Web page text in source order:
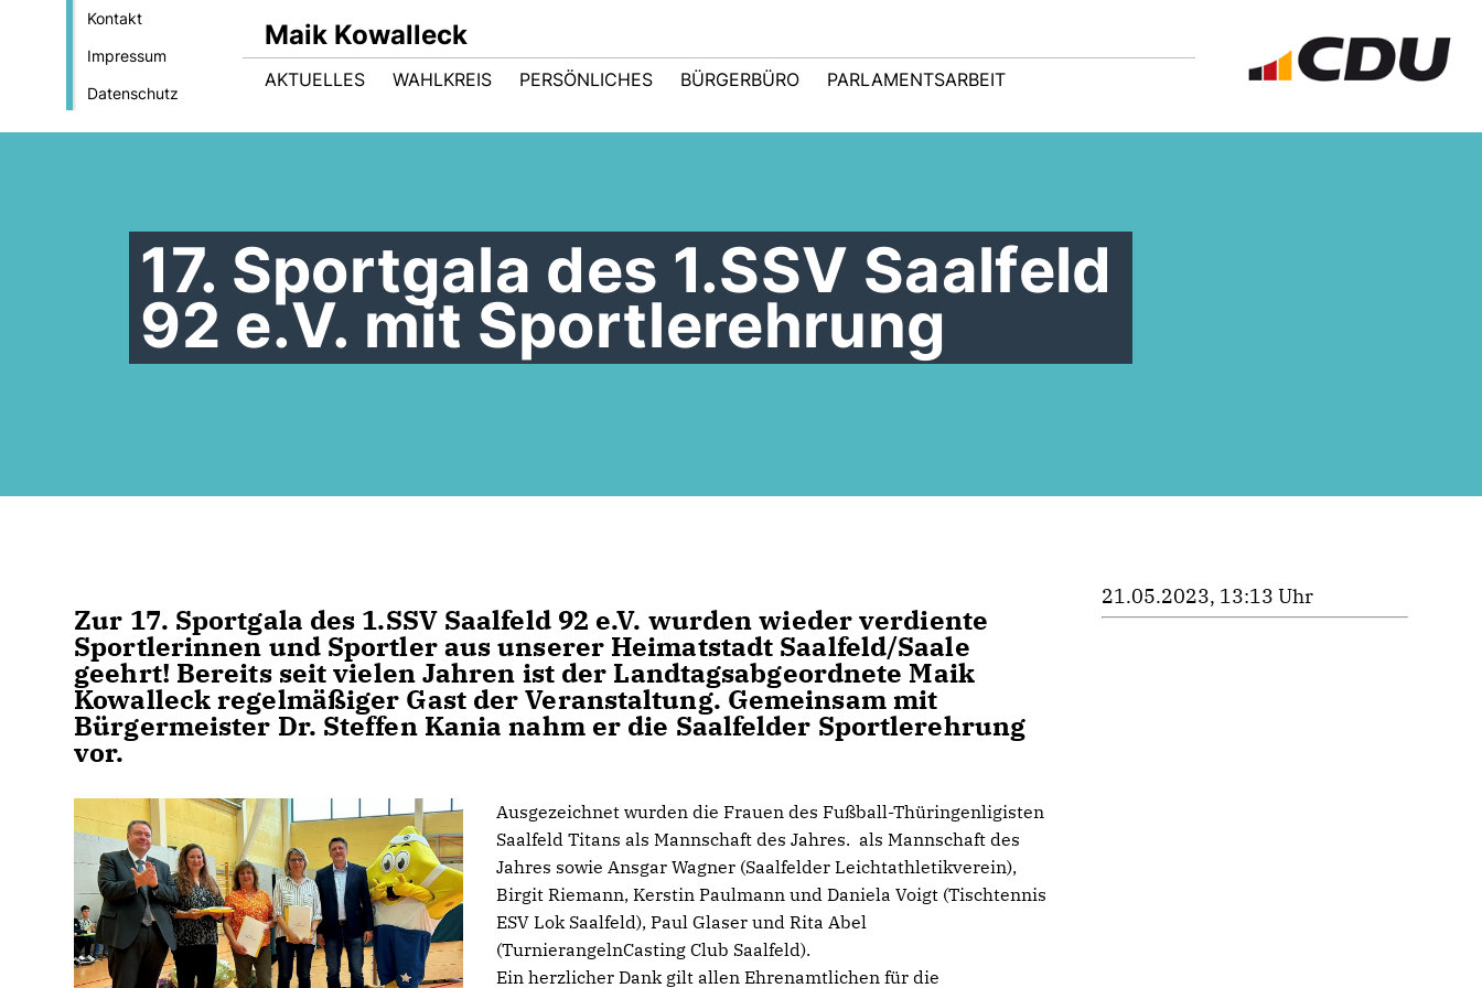
Kontakt
Impressum
Datenschutz
Maik Kowalleck
AKTUELLES WAHLKREIS PERSÖNLICHES BÜRGERBÜRO PARLAMENTSARBEIT
17. Sportgala des 1.SSV Saalfeld
92 e.V. mit Sportlerehrung
Zur 17. Sportgala des 1.SSV Saalfeld 92 e.V. wurden wieder verdiente
Sportlerinnen und Sportler aus unserer Heimatstadt Saalfeld/Saale
geehrt! Bereits seit vielen Jahren ist der Landtagsabgeordnete Maik
Kowalleck regelmäßiger Gast der Veranstaltung. Gemeinsam mit
Bürgermeister Dr. Steffen Kania nahm er die Saalfelder Sportlerehrung
vor.
Ausgezeichnet wurden die Frauen des Fußball-Thüringenligisten
Saalfeld Titans als Mannschaft des Jahres. als Mannschaft des
Jahres sowie Ansgar Wagner (Saalfelder Leichtathletikverein),
Birgit Riemann, Kerstin Paulmann und Daniela Voigt (Tischtennis
ESV Lok Saalfeld), Paul Glaser und Rita Abel
(TurnierangelnCasting Club Saalfeld).
Ein herzlicher Dank gilt allen Ehrenamtlichen für die
21.05.2023, 13:13 Uhr